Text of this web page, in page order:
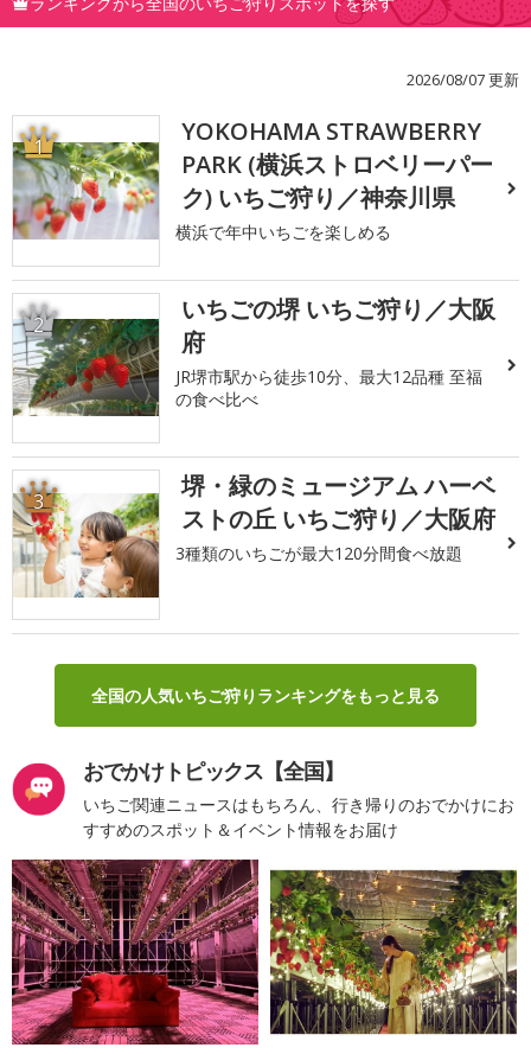
2026/08/07 更新
1
YOKOHAMA STRAWBERRY
PARK (横浜ストロベリーパー
ク) いちご狩り／神奈川県
横浜で年中いちごを楽しめる
2
いちごの堺 いちご狩り／大阪
府
JR堺市駅から徒歩10分、最大12品種 至福
の食べ比べ
3
堺・緑のミュージアム ハーベ
ストの丘 いちご狩り／大阪府
3種類のいちごが最大120分間食べ放題
全国の人気いちご狩りランキングをもっと見る
おでかけトピックス【全国】
いちご関連ニュースはもちろん、行き帰りのおでかけにお
すすめのスポット＆イベント情報をお届け